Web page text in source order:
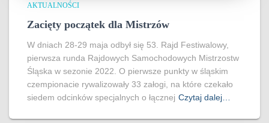
AKTUALNOŚCI
Zacięty początek dla Mistrzów
W dniach 28-29 maja odbył się 53. Rajd Festiwalowy,
pierwsza runda Rajdowych Samochodowych Mistrzostw
Śląska w sezonie 2022. O pierwsze punkty w śląskim
czempionacie rywalizowały 33 załogi, na które czekało
siedem odcinków specjalnych o łącznej Czytaj dalej…